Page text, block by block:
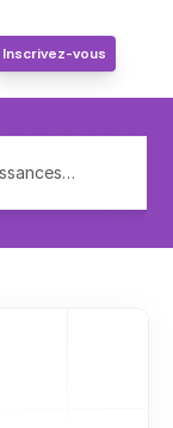
Inscrivez-vous